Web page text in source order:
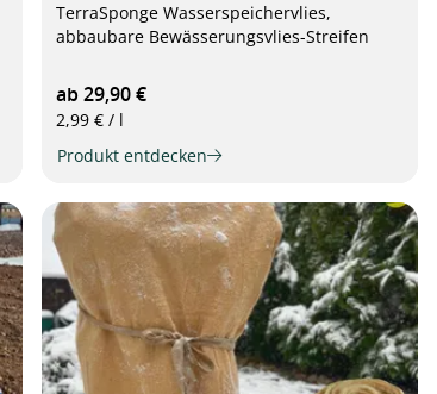
TerraSponge Wasserspeichervlies,
abbaubare Bewässerungsvlies-Streifen
ab 29,90 €
2,99 € / l
Produkt entdecken